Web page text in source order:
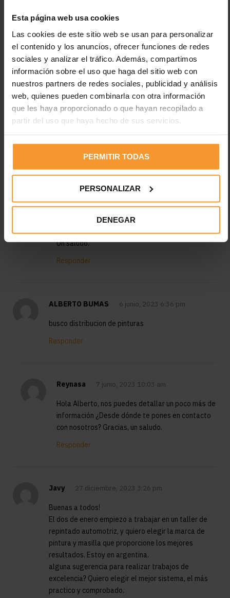
Esta página web usa cookies
Las cookies de este sitio web se usan para personalizar
el contenido y los anuncios, ofrecer funciones de redes
sociales y analizar el tráfico. Además, compartimos
información sobre el uso que haga del sitio web con
nuestros partners de redes sociales, publicidad y análisis
web, quienes pueden combinarla con otra información
que les haya proporcionado o que hayan recopilado a
partir del uso que haya hecho de sus servicios.
PERMITIR TODAS
PERSONALIZAR
DENEGAR
vender estás pinturas? Tienes alguna lista de
Responder
Reynasa 24 agosto, 2022 4:58 pm
Hola Daniella,
correspondientes. En cuanto a lista de
multitud de fabricantes. En caso de que tengas
interés comercial, por favor confírmanos el
nombre de tu empresa y un asesor se pondrá
Gracias,
Un saludo.
Responder
ALBERTO BUMAS 6 junio, 2023 6:36 pm
busco distribucion de pinturas
Responder
Reynasa 7 junio, 2023 10:03 am
Hola Alberto, nos puedes detallar un poco más de
información ¿Desde dónde te pones en contacto
con nosotros? Gracias, un saludo.
Responder
Javy 27 diciembre, 2023 3:26 pm
Buenas a todos!
El dos de enero empiezo a trabajar en un taller de
repintado automotriz, y quiero elegir la marca de
pintura y masilla que proporcione los mejores
resultados. Estoy en argentina.
alguna sugerencia para realizar trabajos de
excelencia? Quiero elegir el mejor sistema, el más
practico y comprobado.